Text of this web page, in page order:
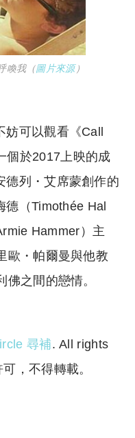
喚我（圖片來源）
妨可以觀看《Call
個於2017上映的成
德列・艾席蒙創作的
德（Timothée Hal
Hammer）主
歐・帕爾曼與他教
之間的戀情。
尋補. All rights
，不得轉載。